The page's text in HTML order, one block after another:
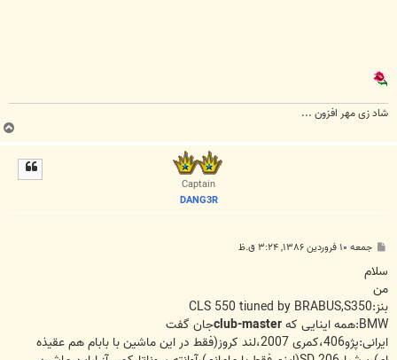
شاد زی مهر افزون ...
Captain
DANG3R
ت
جمعه ۱۰ فروردین ۱۳۸۶, ۳:۲۴ ق.ظ
سلام
من
بنز:CLS 550 tiuned by BRABUS,S350
BMW:همه اینایی که
club-masterجان گفت
ایرانی:پژو406،کمری 2007،لند کروز(فقط در این ماشین با بابام هم عقیذه